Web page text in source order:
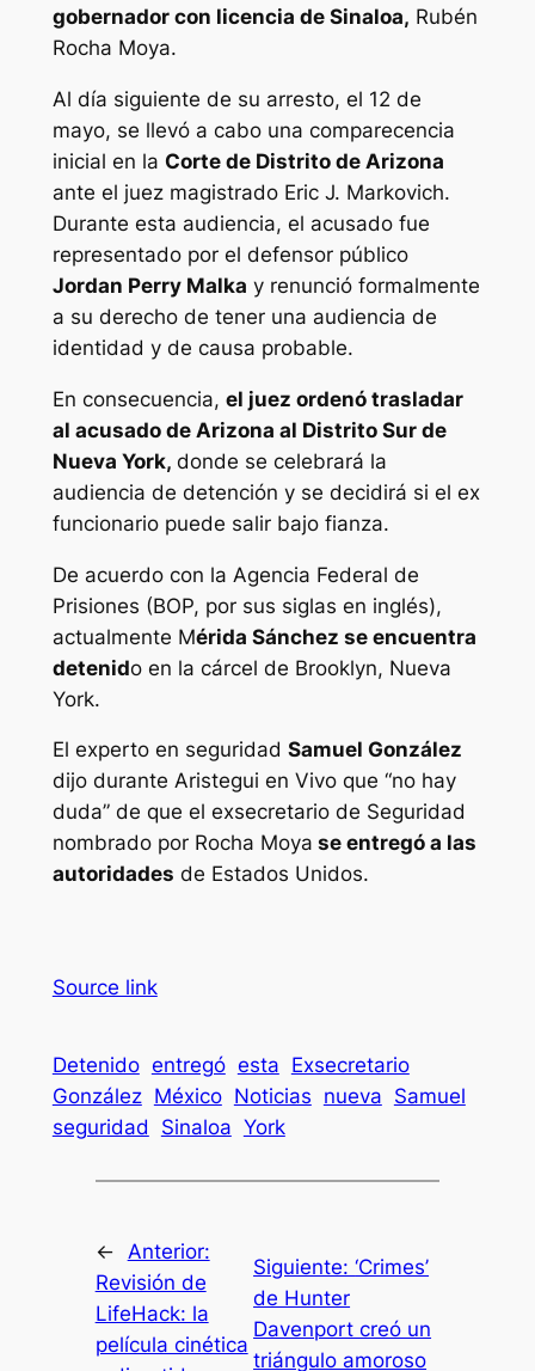
gobernador con licencia de Sinaloa, Rubén
Rocha Moya.
Al día siguiente de su arresto, el 12 de
mayo, se llevó a cabo una comparecencia
inicial en la Corte de Distrito de Arizona
ante el juez magistrado Eric J. Markovich.
Durante esta audiencia, el acusado fue
representado por el defensor público
Jordan Perry Malka y renunció formalmente
a su derecho de tener una audiencia de
identidad y de causa probable.
En consecuencia, el juez ordenó trasladar
al acusado de Arizona al Distrito Sur de
Nueva York, donde se celebrará la
audiencia de detención y se decidirá si el ex
funcionario puede salir bajo fianza.
De acuerdo con la Agencia Federal de
Prisiones (BOP, por sus siglas en inglés),
actualmente Mérida Sánchez se encuentra
detenido en la cárcel de Brooklyn, Nueva
York.
El experto en seguridad Samuel González
dijo durante Aristegui en Vivo que “no hay
duda” de que el exsecretario de Seguridad
nombrado por Rocha Moya se entregó a las
autoridades de Estados Unidos.
Source link
Detenido entregó esta Exsecretario
González México Noticias nueva Samuel
seguridad
Sinaloa York
←
Anterior:
Revisión de
LifeHack: la
película cinética
Siguiente:‘Crimes’
de Hunter
Davenport creó un
triángulo amoroso